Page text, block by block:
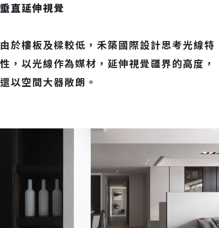
垂直延伸視覺
由於樓板及樑較低，禾築國際設計思考光線特
性，以光線作為媒材，延伸視覺疆界的高度，
還以空間大器敞朗。